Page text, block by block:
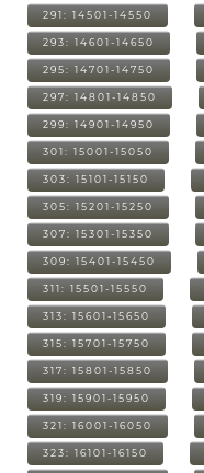
291: 14501-14550
293: 14601-14650
295: 14701-14750
297: 14801-14850
299: 14901-14950
301: 15001-15050
303: 15101-15150
305: 15201-15250
307: 15301-15350
309: 15401-15450
311: 15501-15550
313: 15601-15650
315: 15701-15750
317: 15801-15850
319: 15901-15950
321: 16001-16050
323: 16101-16150